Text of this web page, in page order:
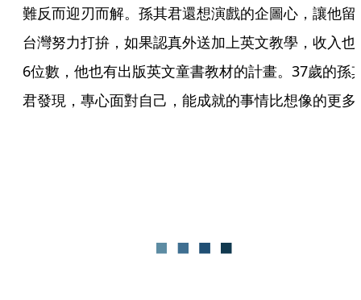
難反而迎刃而解。孫其君還想演戲的企圖心，讓他留
台灣努力打拚，如果認真外送加上英文教學，收入也
6位數，他也有出版英文童書教材的計畫。37歲的孫
君發現，專心面對自己，能成就的事情比想像的更多